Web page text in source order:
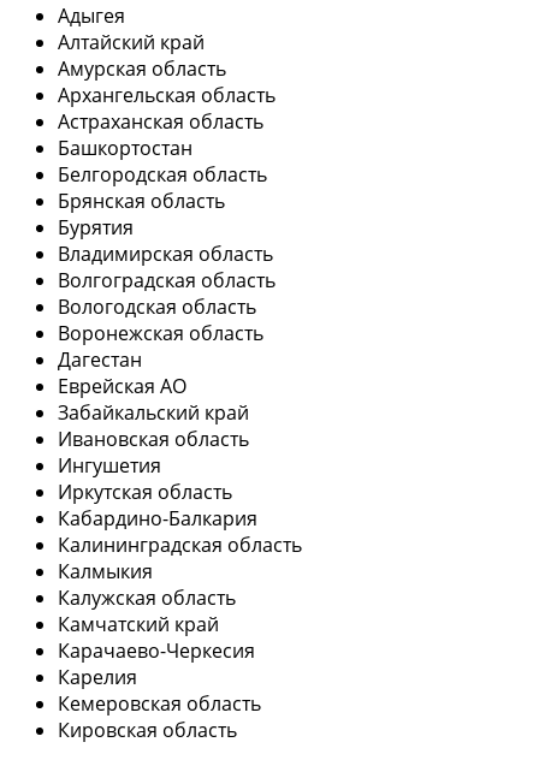
Адыгея
Алтайский край
Амурская область
Архангельская область
Астраханская область
Башкортостан
Белгородская область
Брянская область
Бурятия
Владимирская область
Волгоградская область
Вологодская область
Воронежская область
Дагестан
Еврейская АО
Забайкальский край
Ивановская область
Ингушетия
Иркутская область
Кабардино-Балкария
Калининградская область
Калмыкия
Калужская область
Камчатский край
Карачаево-Черкесия
Карелия
Кемеровская область
Кировская область